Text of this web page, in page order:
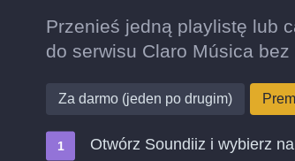
Przenieś jedną playlistę lub
do serwisu Claro Música
Za darmo (jeden po drugim)
Otwórz Soundiiz i wybierz